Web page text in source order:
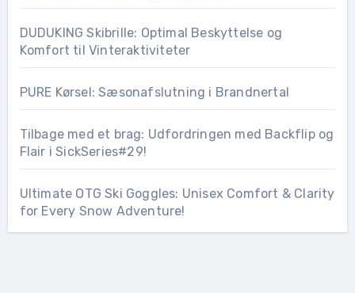
DUDUKING Skibrille: Optimal Beskyttelse og
Komfort til Vinteraktiviteter
PURE Kørsel: Sæsonafslutning i Brandnertal
Tilbage med et brag: Udfordringen med Backflip og
Flair i SickSeries#29!
Ultimate OTG Ski Goggles: Unisex Comfort & Clarity
for Every Snow Adventure!